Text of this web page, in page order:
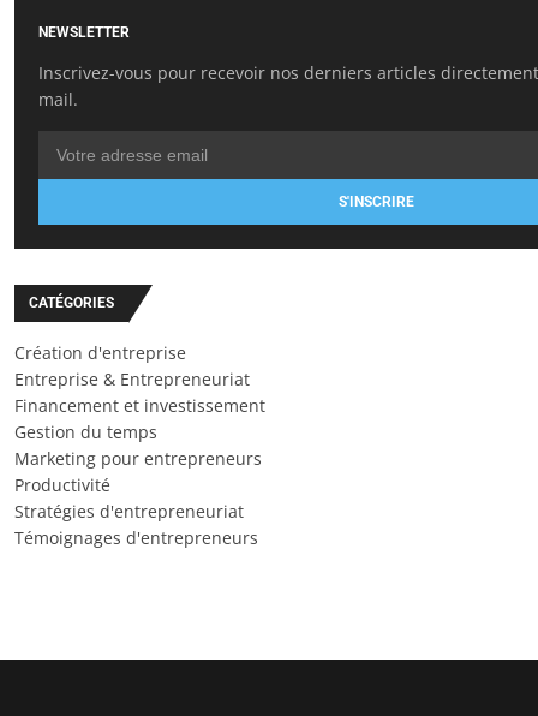
NEWSLETTER
Inscrivez-vous pour recevoir nos derniers articles
mail.
S'INSCRIRE
CATÉGORIES
Création d'entreprise
Entreprise & Entrepreneuriat
Financement et investissement
Gestion du temps
Marketing pour entrepreneurs
Productivité
Stratégies d'entrepreneuriat
Témoignages d'entrepreneurs